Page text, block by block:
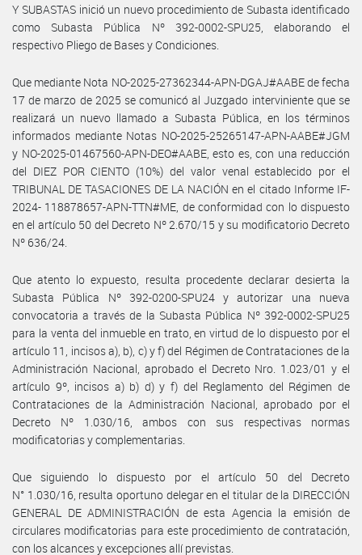
Y SUBASTAS inició un nuevo procedimiento de Subasta identificado
como Subasta Pública Nº 392-0002-SPU25, elaborando el
respectivo Pliego de Bases y Condiciones.
Que mediante Nota NO-2025-27362344-APN-DGAJ#AABE de fecha
17 de marzo de 2025 se comunicó al Juzgado interviniente que se
realizará un nuevo llamado a Subasta Pública, en los términos
informados mediante Notas NO-2025-25265147-APN-AABE#JGM
y NO-2025-01467560-APN-DEO#AABE, esto es, con una reducción
del DIEZ POR CIENTO (10%) del valor venal establecido por el
TRIBUNAL DE TASACIONES DE LA NACIÓN en el citado Informe IF-
2024- 118878657-APN-TTN#ME, de conformidad con lo dispuesto
en el artículo 50 del Decreto Nº 2.670/15 y su modificatorio Decreto
Nº 636/24.
Que atento lo expuesto, resulta procedente declarar desierta la
Subasta Pública Nº 392-0200-SPU24 y autorizar una nueva
convocatoria a través de la Subasta Pública Nº 392-0002-SPU25
para la venta del inmueble en trato, en virtud de lo dispuesto por el
artículo 11, incisos a), b), c) y f) del Régimen de Contrataciones de la
Administración Nacional, aprobado el Decreto Nro. 1.023/01 y el
artículo 9º, incisos a) b) d) y f) del Reglamento del Régimen de
Contrataciones de la Administración Nacional, aprobado por el
Decreto Nº 1.030/16, ambos con sus respectivas normas
modificatorias y complementarias.
Que siguiendo lo dispuesto por el artículo 50 del Decreto
N° 1.030/16, resulta oportuno delegar en el titular de la DIRECCIÓN
GENERAL DE ADMINISTRACIÓN de esta Agencia la emisión de
circulares modificatorias para este procedimiento de contratación,
con los alcances y excepciones allí previstas.